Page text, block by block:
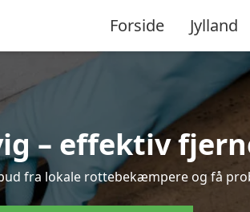
Forside Jylland
– effektiv
fra lokale rottebekæmpere og få